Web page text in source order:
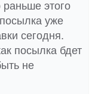
этого
уже
сегодня.
посылка бдет
не